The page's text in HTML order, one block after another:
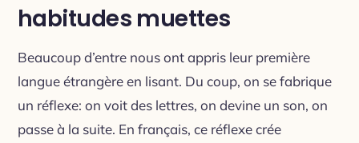
habitudes muettes
Beaucoup d’entre nous ont appris leur première
langue étrangère en lisant. Du coup, on se fabrique
un réflexe: on voit des lettres, on devine un son, on
passe à la suite. En français, ce réflexe crée